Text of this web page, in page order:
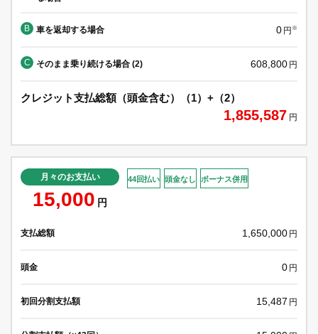
B 車を返却する場合 0 円 ※
C そのまま乗り続ける場合 (2) 608,800 円
クレジット支払総額（頭金含む）（1）+（2）
1,855,587 円
月々のお支払い
15,000 円
44回払い 頭金なし ボーナス併用
支払総額 1,650,000 円
頭金 0 円
初回分割支払額 15,487 円